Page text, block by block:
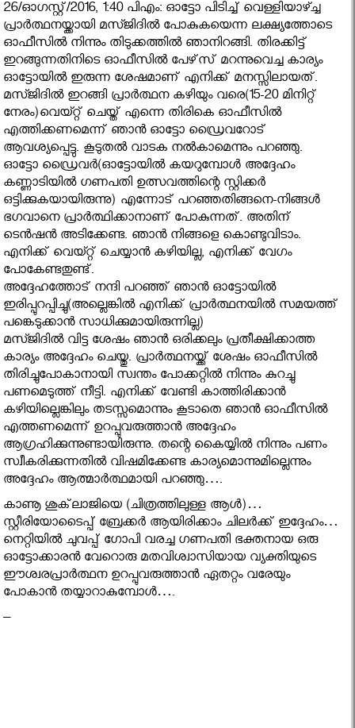
26/ഓഗസ്റ്റ്/2016, 1:40 പിഎം: ഓട്ടോ പിടിച്ച് വെള്ളിയാഴ്ച്ച
പ്രാര്‍ത്ഥനയ്ക്കായി മസ്ജിദില്‍ പോകുകയെന്ന ലക്ഷ്യത്തോടെ
ഓഫീസില്‍ നിന്നും തിടുക്കത്തില്‍ ഞാനിറങ്ങി. തിരക്കിട്ട്
ഇറങ്ങുന്നതിനിടെ ഓഫീസില്‍ പേഴ്‌സ് മറന്നുവെച്ച കാര്യം
ഓട്ടോയില്‍ ഇരുന്ന ശേഷമാണ് എനിക്ക് മനസ്സിലായത്.
മസ്ജിദില്‍ ഇറങ്ങി പ്രാര്‍ത്ഥന കഴിയും വരെ(15-20 മിനിറ്റ്
നേരം)വെയ്റ്റ് ചെയ്ത് എന്നെ തിരികെ ഓഫീസില്‍
എത്തിക്കണമെന്ന് ഞാന്‍ ഓട്ടോ ഡ്രൈവറോട്
ആവശ്യപ്പെട്ടു. കൂടുതല്‍ വാടക നല്‍കാമെന്നും പറഞ്ഞു.
ഓട്ടോ ഡ്രൈവര്‍(ഓട്ടോയില്‍ കയറുമ്പോള്‍ അദ്ദേഹം
കണ്ണാടിയില്‍ ഗണപതി ഉത്സവത്തിന്റെ സ്റ്റിക്കര്‍
ഒട്ടിക്കുകയായിരുന്നു) എന്നോട് പറഞ്ഞതിങ്ങനെ-നിങ്ങള്‍
ഭഗവാനെ പ്രാര്‍ത്ഥിക്കാനാണ് പോകുന്നത്. അതിന്
ടെന്‍ഷന്‍ അടിക്കേണ്ട. ഞാന്‍ നിങ്ങളെ കൊണ്ടുവിടാം.
എനിക്ക് വെയ്റ്റ് ചെയ്യാന്‍ കഴിയില്ല, എനിക്ക് വേഗം
പോകേണ്ടതുണ്ട്.
അദ്ദേഹത്തോട് നന്ദി പറഞ്ഞ് ഞാന്‍ ഓട്ടോയില്‍
ഇരിപ്പുറപ്പിച്ചു(അല്ലെങ്കില്‍ എനിക്ക് പ്രാര്‍ത്ഥനയില്‍ സമയത്ത്
പങ്കെടുക്കാന്‍ സാധിക്കുമായിരുന്നില്ല)
മസ്ജിദില്‍ വിട്ട ശേഷം ഞാന്‍ ഒരിക്കലും പ്രതീക്ഷിക്കാത്ത
കാര്യം അദ്ദേഹം ചെയ്തു. പ്രാര്‍ത്ഥനയ്ക്ക് ശേഷം ഓഫീസില്‍
തിരിച്ചുപോകാനായി സ്വന്തം പോക്കറ്റില്‍ നിന്നും കുറച്ചു
പണമെടുത്ത് നീട്ടി. എനിക്ക് വേണ്ടി കാത്തിരിക്കാന്‍
കഴിയില്ലെങ്കിലും തടസ്സമൊന്നും കൂടാതെ ഞാന്‍ ഓഫീസില്‍
എത്തണമെന്ന് ഉറപ്പുവരുത്താന്‍ അദ്ദേഹം
ആഗ്രഹിക്കുന്നുണ്ടായിരുന്നു. തന്റെ കൈയ്യില്‍ നിന്നും പണം
സ്വീകരിക്കുന്നതില്‍ വിഷമിക്കേണ്ട കാര്യമൊന്നുമില്ലെന്നും
അദ്ദേഹം ആത്മാര്‍ത്ഥമായി പറഞ്ഞു….
കാണൂ ശുക്‌ലാജിയെ (ചിത്രത്തിലുള്ള ആള്‍)…
സ്റ്റീരിയോടൈപ്പ് ബ്രേക്കര്‍ ആയിരിക്കാം ചിലര്‍ക്ക് ഇദ്ദേഹം…
നെറ്റിയില്‍ ചുവപ്പ് ഗോപി വരച്ച ഗണപതി ഭക്തനായ ഒരു
ഓട്ടോക്കാരന്‍ വേറൊരു മതവിശ്വാസിയായ വ്യക്തിയുടെ
ഈശ്വരപ്രാര്‍ത്ഥന ഉറപ്പുവരുത്താന്‍ ഏതറ്റം വരേയും
പോകാന്‍ തയ്യാറാകുമ്പോള്‍….
–